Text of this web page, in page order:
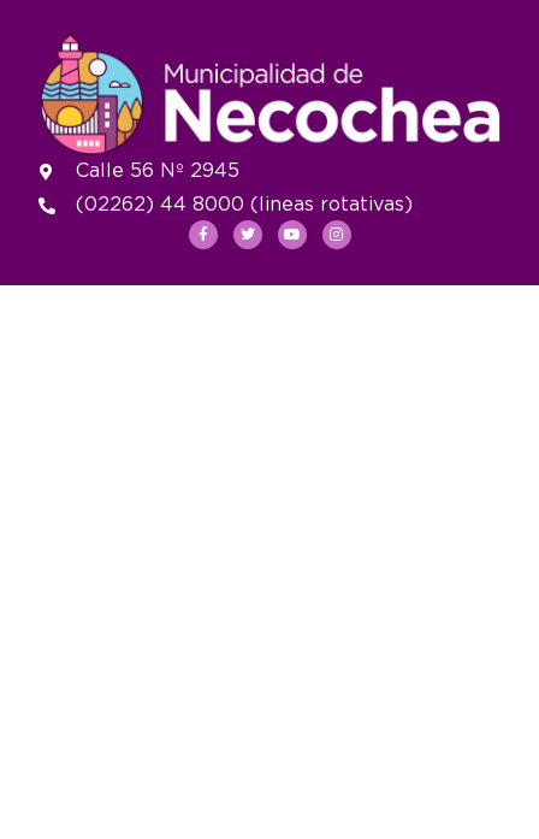
Calle 56 Nº 2945
(02262) 44 8000 (lineas rotativas)